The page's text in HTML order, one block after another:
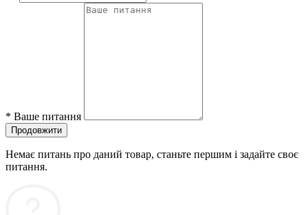
* Ваше питання
Продовжити
Немає питань про даний товар, станьте першим і задайте своє
питання.